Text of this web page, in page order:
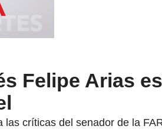
Felipe Arias
críticas del senador de la